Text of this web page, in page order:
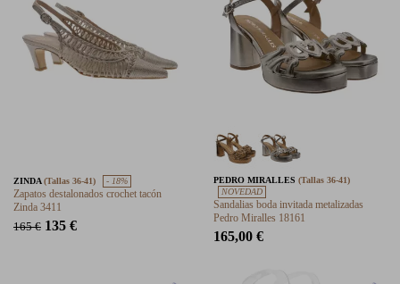
ZINDA(Tallas 36-41) - 18%
Zapatos destalonados crochet tacón
Zinda 3411
165 € 135 €
PEDRO MIRALLES (Tallas 36-41)
NOVEDAD
Sandalias boda invitada metalizadas
Pedro Miralles 18161
165,00 €